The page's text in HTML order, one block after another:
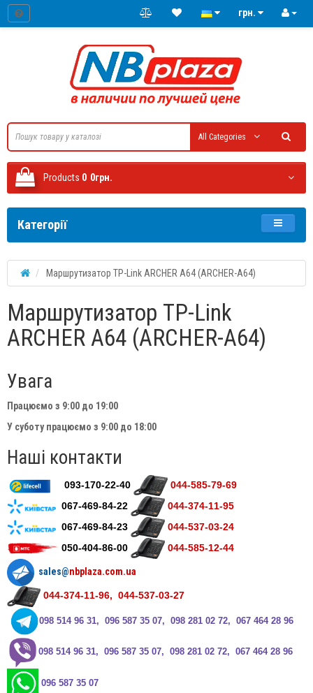
грн.
All Categories
Products 0 0грн.
Категорії
Маршрутизатор TP-Link ARCHER A64 (ARCHER-A64)
Маршрутизатор TP-Link
ARCHER A64 (ARCHER-A64)
Увага
Працюємо з 9:00 до 19:00
У суботу працюємо з 9:00 до 18:00
Наші контакти
093-170-22-40
044-585-79-69
067-469-84-22
044-374-11-95
067-469-84-23
044-537-03-24
050-404-86-00
044-585-12-44
sales@nbplaza.com.ua
044-374-11-96, 044-537-03-27
098 514 96 31, 096 587 35 07, 098 281 02 72, 067 464 28 96
098 514 96 31, 096 587 35 07, 098 281 02 72, 067 464 28 96
096 587 35 07